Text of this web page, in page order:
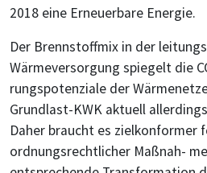
2018 eine Erneuerbare Energie.
Der Brennstoffmix in der
Wärmeversorgung spiegelt die
rungspotenziale der
Grundlast-KWK aktuell
Daher braucht es zielkonformer
ordnungsrechtlicher Maßnah-